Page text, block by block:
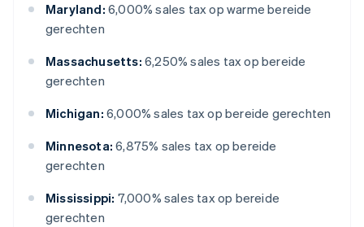
Maryland: 6,000% sales tax op warme bereide
gerechten
Massachusetts: 6,250% sales tax op bereide
gerechten
Michigan: 6,000% sales tax op bereide gerechten
Minnesota: 6,875% sales tax op bereide
gerechten
Mississippi: 7,000% sales tax op bereide
gerechten